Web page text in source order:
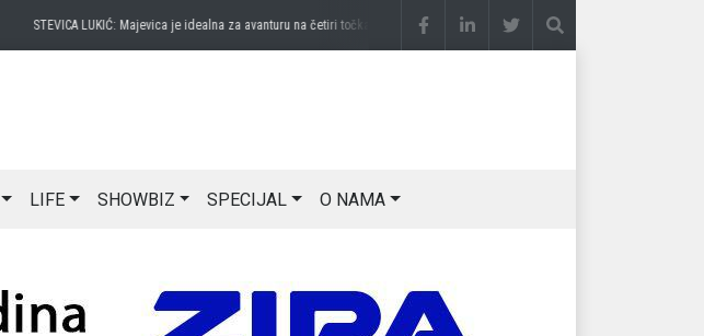
STEVICA LUKIĆ: Majevica je idealna za avanturu na četiri točkaprije 2 sedmice DRAGAN OSTOJIĆ: Moj karakter je
LIFE SHOWBIZ SPECIJAL O NAMA